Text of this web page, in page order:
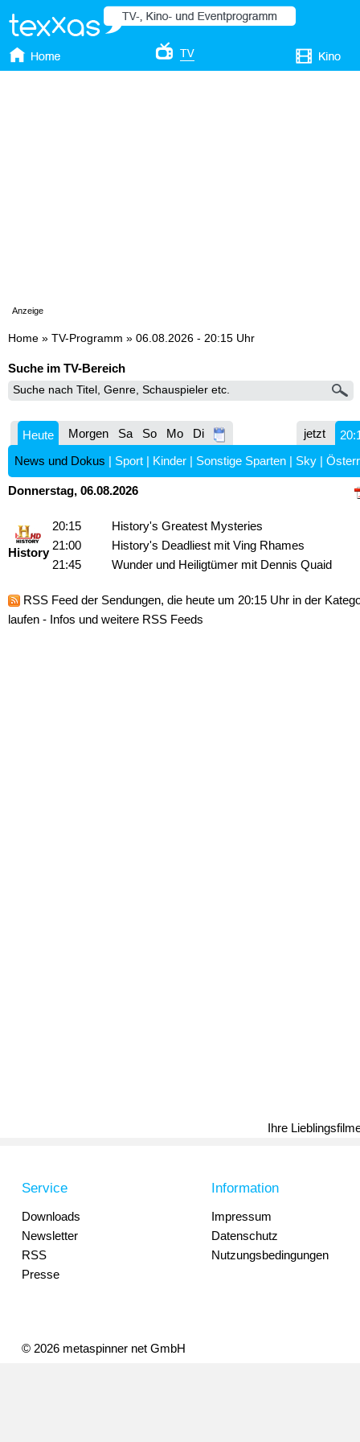
Anzeige
Home » TV-Programm » 06.08.2026 - 20:15 Uhr
Suche im TV-Bereich
Heute Morgen Sa So Mo Di jetzt
News und Dokus | Sport | Kinder | Sonstige Sparten | Sky |
Donnerstag, 06.08.2026
History
20:15
History's Greatest Mysteries
21:00
History's Deadliest mit Ving Rhames
21:45
Wunder und Heiligtümer mit Dennis Quaid
RSS Feed der Sendungen, die heute um 20:15 Uhr in der
laufen - Infos und weitere RSS Feeds
Ihre
Service
Downloads
Newsletter
RSS
Presse
Information
Impressum
Datenschutz
Nutzungsbedingungen
© 2026 metaspinner net GmbH